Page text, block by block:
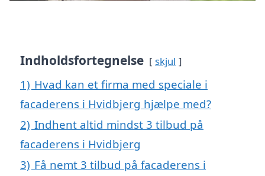
Indholdsfortegnelse skjul
1) Hvad kan et firma med speciale i
facaderens i Hvidbjerg hjælpe med?
2) Indhent altid mindst 3 tilbud på
facaderens i Hvidbjerg
3) Få nemt 3 tilbud på facaderens i